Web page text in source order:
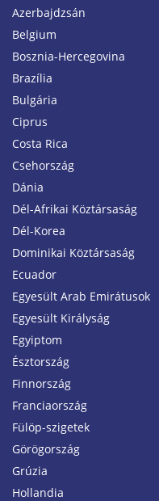
Azerbajdzsán
Belgium
Bosznia-Hercegovina
Brazília
Bulgária
Ciprus
Costa Rica
Csehország
Dánia
Dél-Afrikai Köztársaság
Dél-Korea
Dominikai Köztársaság
Ecuador
Egyesült Arab Emirátusok
Egyesült Királyság
Egyiptom
Észtország
Finnország
Franciaország
Fülöp-szigetek
Görögország
Grúzia
Hollandia